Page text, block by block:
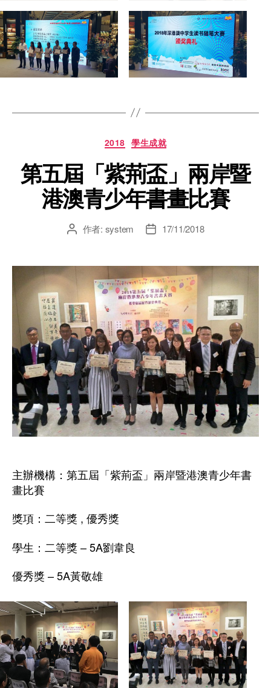
2018 學生成就
第五屆「紫荊盃」兩岸暨
港澳青少年書畫比賽
作者: system 17/11/2018
主辦機構：第五屆「紫荊盃」兩岸暨港澳青少年書
畫比賽
獎項：二等獎 , 優秀獎
學生：二等獎 – 5A劉韋良
優秀獎 – 5A黃敬雄